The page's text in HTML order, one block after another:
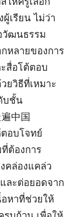
เรียน ไม่ว่า
วัฒนธรรม
หลายของการ
ะสื่อโต้ตอบ
ยวิธีที่เหมาะ
บชั้น
中国
อบโจทย์
ต้องการ
คล่องแคล่ว
ละต่อยอดจาก
หาที่ช่วยให้